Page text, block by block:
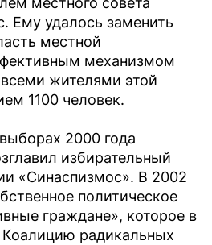
Ему удалось заменить
местной
механизмом
жителями этой
1100 человек.
2000 года
избирательный
«Синаспизмос». В 2002
политическое
граждане», которое в
радикальных